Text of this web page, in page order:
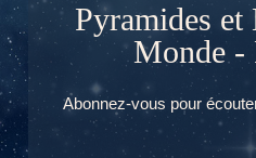
Pyramides et Mystères du
Monde -
Abonnez-vous pour